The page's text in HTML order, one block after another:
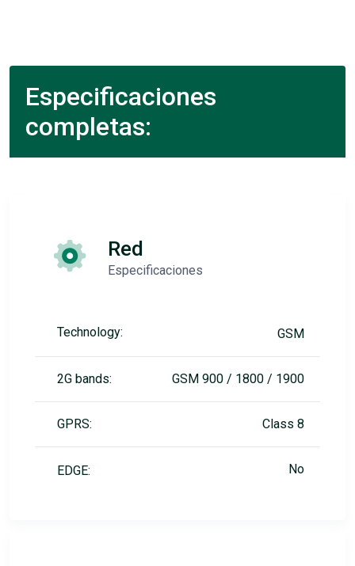
Especificaciones
completas:
Red
Especificaciones
Technology: GSM
2G bands: GSM 900 / 1800 / 1900
GPRS: Class 8
EDGE: No